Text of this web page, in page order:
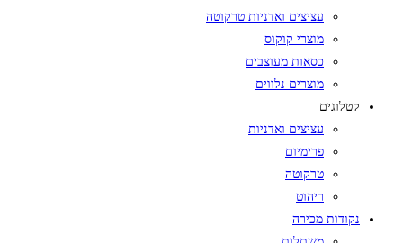
עציצים ואדניות טרקוטה
מוצרי קוקוס
כסאות מעוצבים
מוצרים נלווים
קטלוגים
עציצים ואדניות
פרימיום
טרקוטה
ריהוט
נקודות מכירה